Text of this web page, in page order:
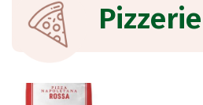
Pizzerie